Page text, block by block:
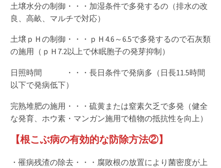
土壌水分の制御・・・加湿条件で多発するの（排水の改
良、高畝、マルチで対応）
土壌ｐＨの制御・・・ｐＨ4.6～6.5で多発するので石灰類
の施用（ｐＨ7.2以上で休眠胞子の発芽抑制）
日照時間 ・・・長日条件で発病多（日長11.5時間
以下で発病低下）
完熟堆肥の施用・・・硫黄または窒素欠乏で多発（健全
な発育、ホウ素・マンガン施用で植物の抵抗性を向上）
【根こぶ病の有効的な防除方法②】
・罹病残渣の除去・・・腐敗根の放置により菌密度が上